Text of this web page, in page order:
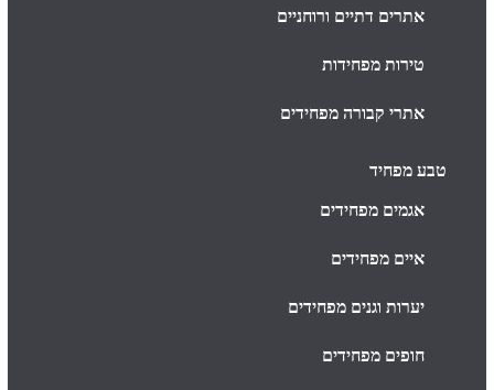
אתרים דתיים ורוחניים
טירות מפחידות
אתרי קבורה מפחידים
טבע מפחיד
אגמים מפחידים
איים מפחידים
יערות וגנים מפחידים
חופים מפחידים